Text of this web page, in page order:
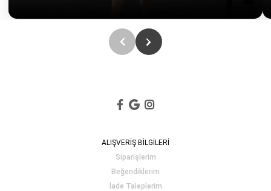
ALIŞVERİŞ BİLGİLERİ
Siparişlerim
Beğendiklerim
İade Taleplerim